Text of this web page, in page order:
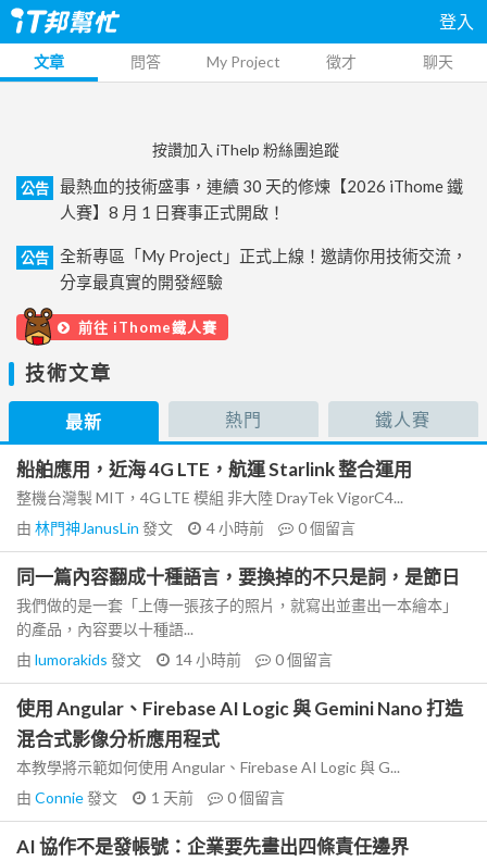
登入
文章 問答 My Project 徵才 聊天
按讚加入 iThelp 粉絲團追蹤
公告
最熱血的技術盛事，連續 30 天的修煉【2026 iThome 鐵
人賽】8 月 1 日賽事正式開啟！
公告
全新專區「My Project」正式上線！邀請你用技術交流，
分享最真實的開發經驗
前往 iThome鐵人賽
技術文章
最新 熱門 鐵人賽
船舶應用，近海 4G LTE，航運 Starlink 整合運用
整機台灣製 MIT，4G LTE 模組 非大陸 DrayTek VigorC4...
由 林門神JanusLin 發文 4 小時前 0個留言
同一篇內容翻成十種語言，要換掉的不只是詞，是節日
我們做的是一套「上傳一張孩子的照片，就寫出並畫出一本繪本」
的產品，內容要以十種語...
由 lumorakids 發文 14 小時前 0個留言
使用 Angular、Firebase AI Logic 與 Gemini Nano 打造
混合式影像分析應用程式
本教學將示範如何使用 Angular、Firebase AI Logic 與 G...
由 Connie發文 1 天前 0個留言
AI 協作不是發帳號：企業要先畫出四條責任邊界